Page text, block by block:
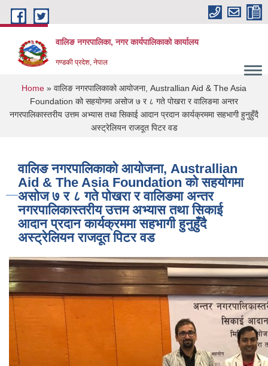
Skip to main content
वालिङ नगरपालिका, नगर कार्यपालिकाको कार्यालय
गण्डकी प्रदेश, नेपाल
You are here
Home » वालिङ नगरपालिकाको आयोजना, Australlian Aid & The Asia
Foundation को सहयोगमा असोज ७ र ८ गते पोखरा र वालिङमा अन्तर
नगरपालिकास्तरीय उत्तम अभ्यास तथा सिकाई आदान प्रदान कार्यक्रममा सहभागी हुनुहुँदै
अस्ट्रेलियन राजदूत पिटर वड
वालिङ नगरपालिकाको आयोजना, Australlian
Aid & The Asia Foundation को सहयोगमा
असोज ७ र ८ गते पोखरा र वालिङमा अन्तर
नगरपालिकास्तरीय उत्तम अभ्यास तथा सिकाई
आदान प्रदान कार्यक्रममा सहभागी हुनुहुँदै
अस्ट्रेलियन राजदूत पिटर वड